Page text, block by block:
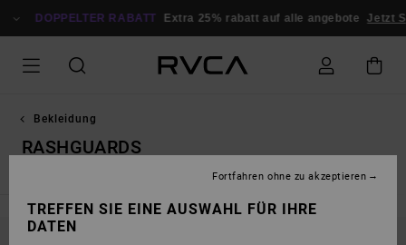
ZUR
DOPPELTER RABATT Extra 25% rabatt auf alle angebote Jetzt
Bekleidung
RASHGUARDS
TREFFEN SIE EINE AUSWAHL FÜR IHRE
DATEN
Fortfahren ohne zu akzeptieren